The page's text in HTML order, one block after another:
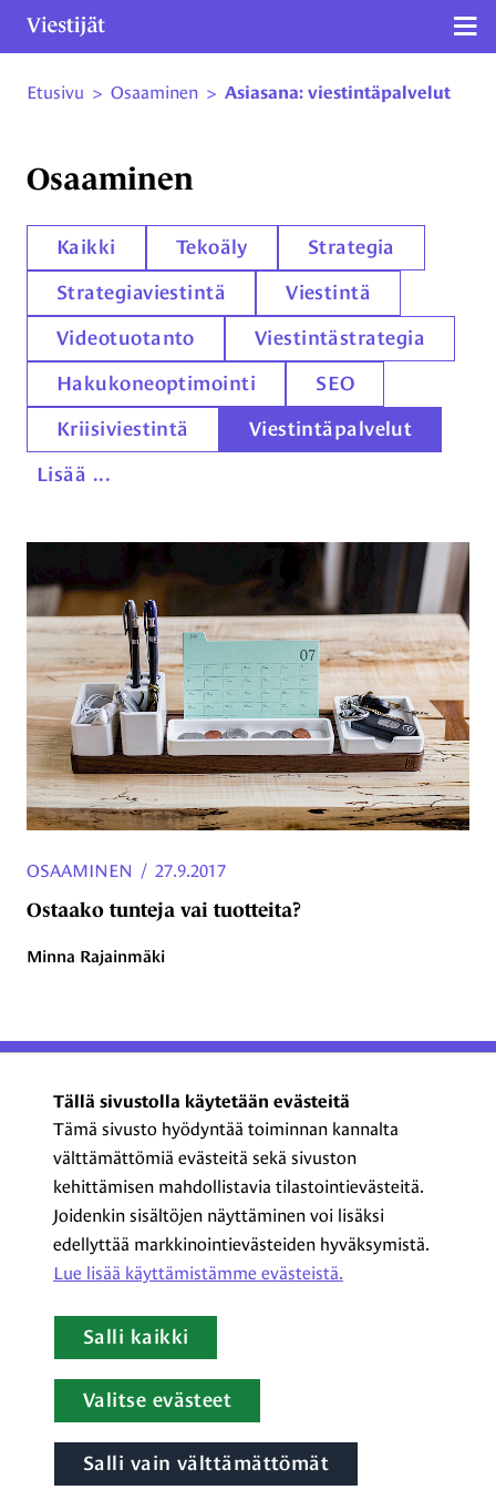
Tällä sivustolla käytetään evästeitä
Tämä sivusto hyödyntää toiminnan kannalta
välttämättömiä evästeitä sekä sivuston
kehittämisen mahdollistavia tilastointievästeitä.
Joidenkin sisältöjen näyttäminen voi lisäksi
edellyttää markkinointievästeiden hyväksymistä.
Lue lisää käyttämistämme evästeistä.​​​​​​
Salli kaikki
Salli vain välttämättömät
Valitse evästeet
Etusivu > Osaaminen > Asiasana: viestintäpalvelut
Osaaminen
Kaikki Tekoäly Strategia
Strategiaviestintä Viestintä
Videotuotanto Viestintästrategia
Hakukoneoptimointi SEO
Kriisiviestintä Viestintäpalvelut
Lisää ...
Ostaako tunteja vai tuotteita?
OSAAMINEN / 27.9.2017
Minna Rajainmäki
ProCom – Viestinnän
ammattilaiset ry
Kasarmikatu 23 A 5, 2. krs
00130 Helsinki
+358 44 720 3022
procom@procom.fi
procom.fi
LinkedInFacebookInstagram
Tietoa evästeistä|Tietosuojaseloste